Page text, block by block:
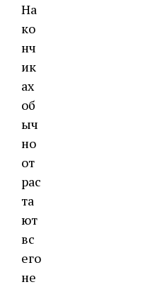
На
ко
нч
ик
ах
об
ыч
но
от
рас
та
ют
вс
его
не